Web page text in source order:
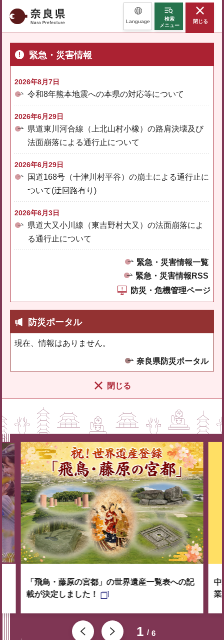
奈良県 Language
検索
メニュー
閉じる
緊急・災害情報
2026年8月7日
令和8年熊本地震への本県の対応等について
2026年6月29日
県道東川河合線（上北山村小橡）の路肩決壊及び
法面崩落による通行止について
2026年6月29日
国道168号（十津川村平谷）の崩土による通行止に
ついて(迂回路有り)
2026年6月3日
県道大又小川線（東吉野村大又）の法面崩落によ
る通行止について
緊急・災害情報一覧
緊急・災害情報RSS
防災・危機管理ページ
防災ポータル
現在、情報はありません。
奈良県防災ポータル
閉じる
1 6
「飛鳥・藤原の宮都」の世界遺産一覧表への記
載が決定しました！
中
業